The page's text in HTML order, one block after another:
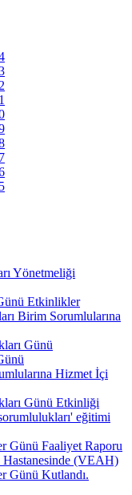
Yönetmeliği
Etkinlikler
Birim Sorumlularına
Günü
Hizmet İçi
Günü Etkinliği
eğitimi
Günü Faaliyet Raporu
Hastanesinde (VEAH)
Günü Kutlandı.